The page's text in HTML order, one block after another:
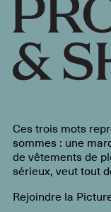
Ces trois mots
sommes : une
de vêtements de
sérieux, veut tout
Rejoindre la